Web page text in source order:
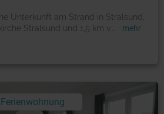
Unterkunft am Strand in Stralsund,
Stralsund und 1,5 km v... mehr
Ferienwohnung